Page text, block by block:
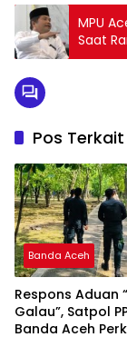
MPU
Saat
Pos Terkait
Banda Aceh
Respons Aduan
Galau”, Satpol
Banda Aceh